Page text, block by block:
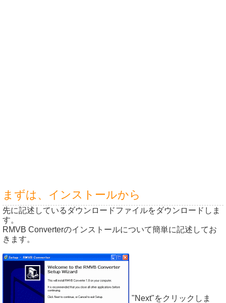
まずは、インストールから
先に記述しているダウンロードファイルをダウンロードしま
す。
RMVB Converterのインストールについて簡単に記述してお
きます。
"Next"をクリックしま